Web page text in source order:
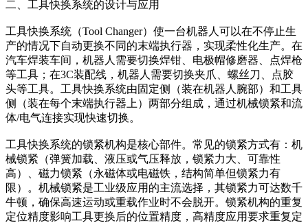
二、工具快换系统的设计与应用
工具快换系统（Tool Changer）使一台机器人可以在不停止生
产的情况下自动更换不同的末端执行器，实现柔性化生产。在
汽车焊装车间，机器人需要切换焊钳、电极帽修磨器、点焊枪
等工具；在3C装配线，机器人需要切换夹爪、螺丝刀、点胶
头等工具。工具快换系统由固定侧（装在机器人腕部）和工具
侧（装在每个末端执行器上）两部分组成，通过机械锁紧和流
体/电气连接实现快速切换。
工具快换系统的锁紧机构是核心部件。常见的锁紧方式有：机
械锁紧（弹簧加载、液压或气压释放，锁紧力大、可靠性
高）、磁力锁紧（永磁体或电磁铁，结构简单但锁紧力有
限）。机械锁紧是工业级应用的主流选择，其锁紧力可达数千
牛顿，确保高速运动或重载作业时不会脱开。锁紧机构的重复
定位精度影响工具更换后的位置精度，高精度应用要求重复定